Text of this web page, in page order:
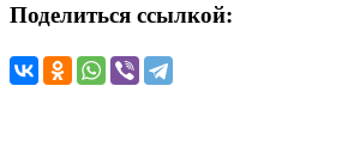
Поделиться ссылкой: